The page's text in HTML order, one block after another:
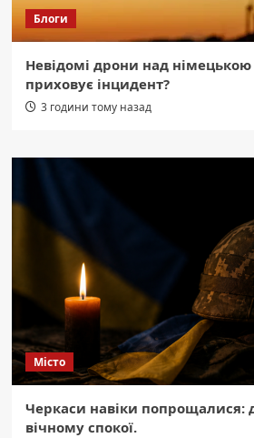
Блоги
Невідомі дрони над
приховує інцидент?
3 години тому назад
Місто
Черкаси навіки попрощалися:
вічному спокої.